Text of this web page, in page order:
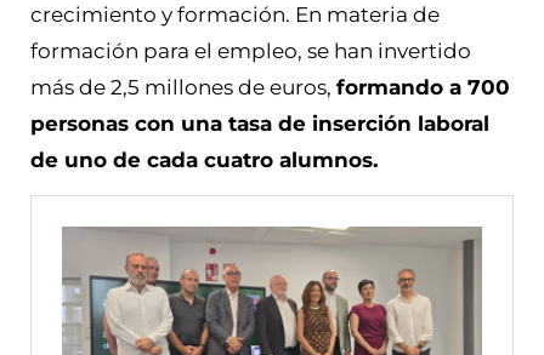
crecimiento y formación. En materia de
formación para el empleo, se han invertido
más de 2,5 millones de euros, formando a 700
personas con una tasa de inserción laboral
de uno de cada cuatro alumnos.